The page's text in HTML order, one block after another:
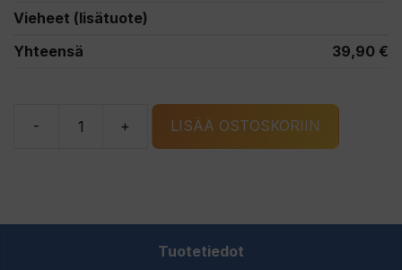
Vieheet (lisätuote)
Yhteensä
39,90 €
-
Medium
+ LISÄÄ OSTOSKORIIN
Tuotetiedot